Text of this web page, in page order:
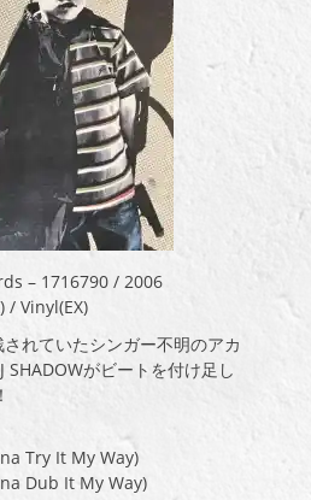
– 1716790 / 2006
/ Vinyl(EX)
れていたシンガー不明のアカ
SHADOWがビートを付け足し
Try It My Way)
Dub It My Way)